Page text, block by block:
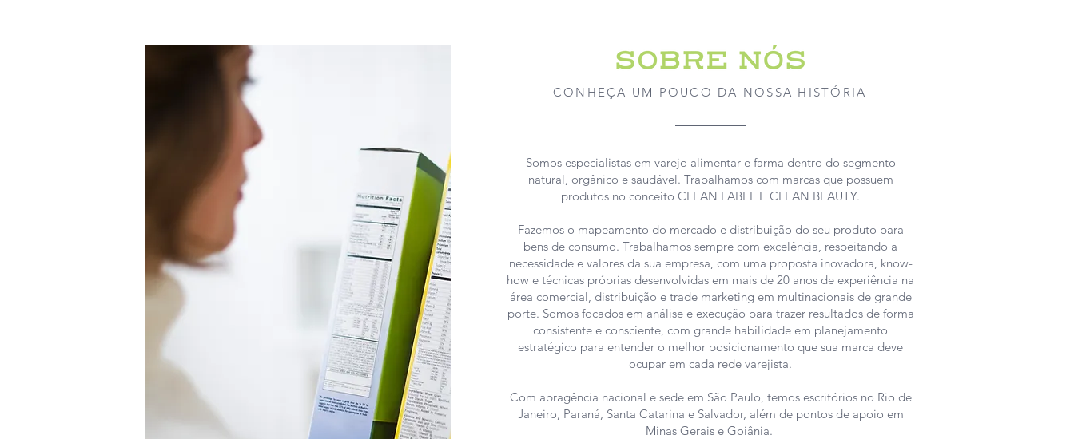
CONHEÇA UM POUCO DA NOSSA HISTÓRIA
Somos especialistas em varejo alimentar e farma dentro do segmento
natural, orgânico e saudável. Trabalhamos com marcas que possuem
produtos no conceito CLEAN LABEL E CLEAN BEAUTY.
Fazemos o mapeamento do mercado e distribuição do seu produto para
bens de consumo. Trabalhamos sempre com excelência, respeitando a
necessidade e valores da sua empresa, com uma proposta inovadora, know-
how e técnicas próprias desenvolvidas em mais de 20 anos de experiência na
área comercial, distribuição e trade marketing em multinacionais de grande
porte. Somos focados em análise e execução para trazer resultados de forma
consistente e consciente, com grande habilidade em planejamento
estratégico para entender o melhor posicionamento que sua marca deve
ocupar em cada rede varejista.
Com abragência nacional e sede em São Paulo, temos escritórios no Rio de
Janeiro, Paraná, Santa Catarina e Salvador, além de pontos de apoio em
Minas Gerais e Goiânia. ​